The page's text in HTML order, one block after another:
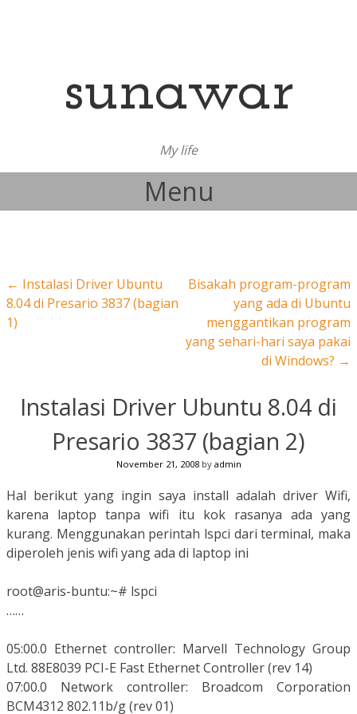
sunawar
My life
Menu
Post navigation
← Instalasi Driver Ubuntu
8.04 di Presario 3837 (bagian
1)
Bisakah program-program
yang ada di Ubuntu
menggantikan program
yang sehari-hari saya pakai
di Windows? →
Instalasi Driver Ubuntu 8.04 di
Presario 3837 (bagian 2)
November 21, 2008by admin
Hal berikut yang ingin saya install adalah driver Wifi,
karena laptop tanpa wifi itu kok rasanya ada yang
kurang. Menggunakan perintah lspci dari terminal, maka
diperoleh jenis wifi yang ada di laptop ini
root@aris-buntu:~# lspci
……
05:00.0 Ethernet controller: Marvell Technology Group
Ltd. 88E8039 PCI-E Fast Ethernet Controller (rev 14)
07:00.0 Network controller: Broadcom Corporation
BCM4312 802.11b/g (rev 01)